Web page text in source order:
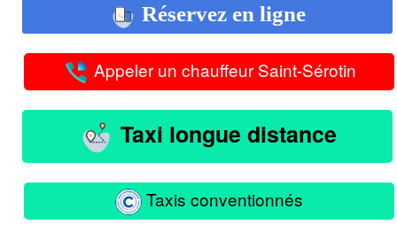
Réservez en ligne
Appeler un chauffeur Saint-Sérotin
Taxi longue distance
Taxis conventionnés